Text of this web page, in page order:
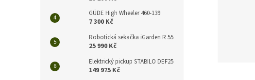
GÜDE High Wheeler 460-139
7 300 Kč
Robotická sekačka iGarden R 55
25 990 Kč
Elektrický pickup STABILO DEF25
149 975 Kč